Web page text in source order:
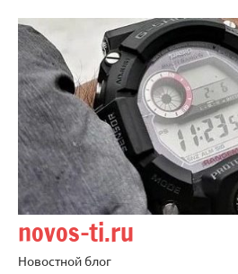
содержимому
novos-ti.ru
Новостной блог